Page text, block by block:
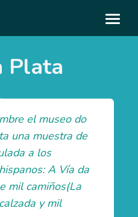
Plata
el museo do
una muestra de
a los
A Vía da
mil camiños(La
y mil